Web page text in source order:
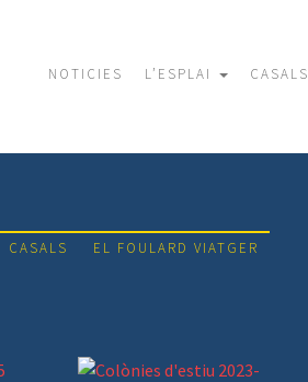
NOTICIES
L’ESPLAI CASALS
CASALS EL FOULARD VIATGER